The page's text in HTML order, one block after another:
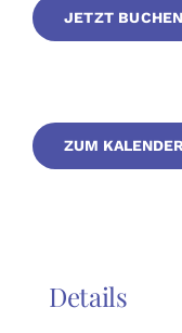
JETZT
ZUM
Details